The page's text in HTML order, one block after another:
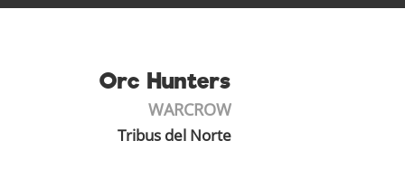
Orc Hunters
WARCROW
Tribus del Norte